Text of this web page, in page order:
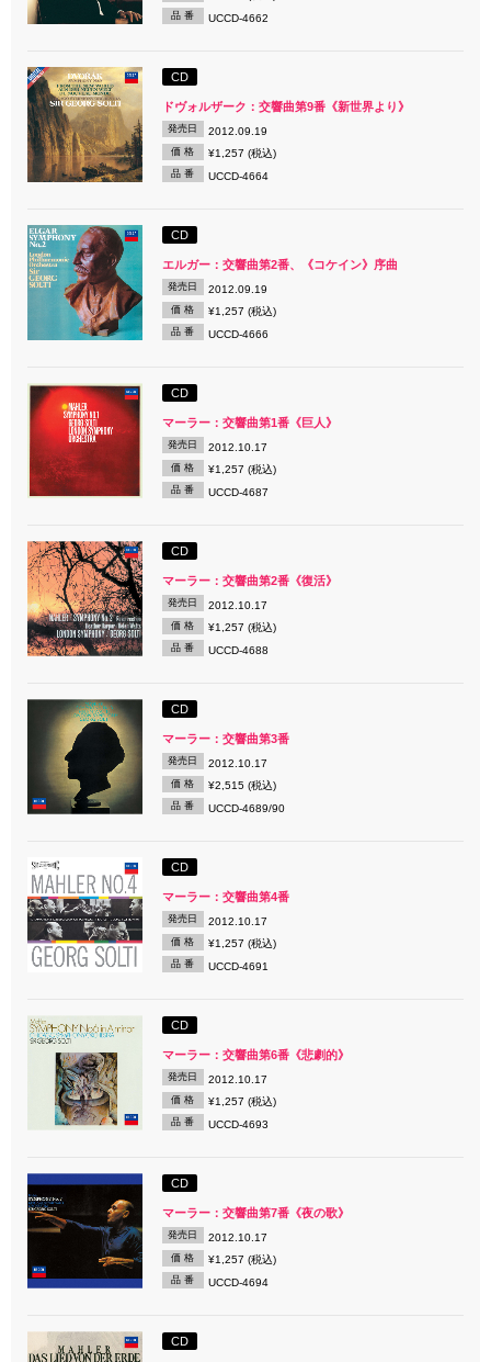
品 番 UCCD-4662
CD
ドヴォルザーク：交響曲第9番《新世界より》
発売日 2012.09.19
価 格 ¥1,257 (税込)
品 番 UCCD-4664
CD
エルガー：交響曲第2番、《コケイン》序曲
発売日 2012.09.19
価 格 ¥1,257 (税込)
品 番 UCCD-4666
CD
マーラー：交響曲第1番《巨人》
発売日 2012.10.17
価 格 ¥1,257 (税込)
品 番 UCCD-4687
CD
マーラー：交響曲第2番《復活》
発売日 2012.10.17
価 格 ¥1,257 (税込)
品 番 UCCD-4688
CD
マーラー：交響曲第3番
発売日 2012.10.17
価 格 ¥2,515 (税込)
品 番 UCCD-4689/90
CD
マーラー：交響曲第4番
発売日 2012.10.17
価 格 ¥1,257 (税込)
品 番 UCCD-4691
CD
マーラー：交響曲第6番《悲劇的》
発売日 2012.10.17
価 格 ¥1,257 (税込)
品 番 UCCD-4693
CD
マーラー：交響曲第7番《夜の歌》
発売日 2012.10.17
価 格 ¥1,257 (税込)
品 番 UCCD-4694
CD